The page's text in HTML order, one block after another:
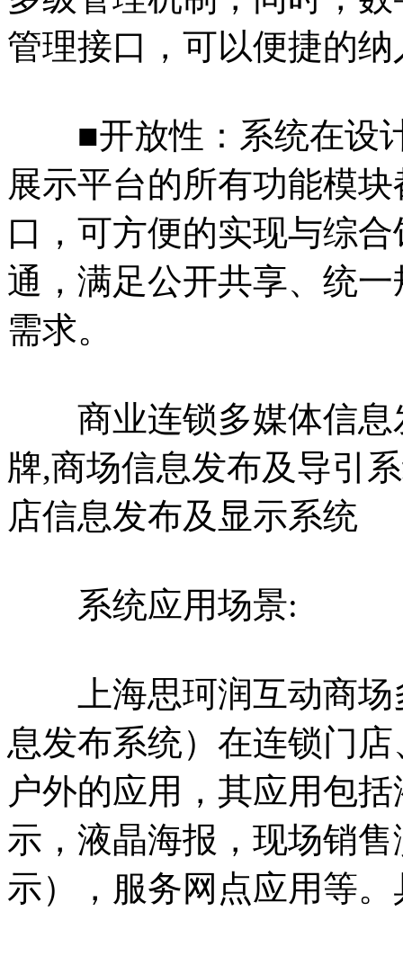
管理接口，可以便捷的
■开放性：系统在设计
展示平台的所有功能模
口，可方便的实现与综
通，满足公开共享、统
需求。
商业连锁多媒体信息
牌,商场信息发布及导引
店信息发布及显示系统
系统应用场景:
上海思珂润互动商场
息发布系统）在连锁门
户外的应用，其应用包
示，液晶海报，现场销
示），服务网点应用等